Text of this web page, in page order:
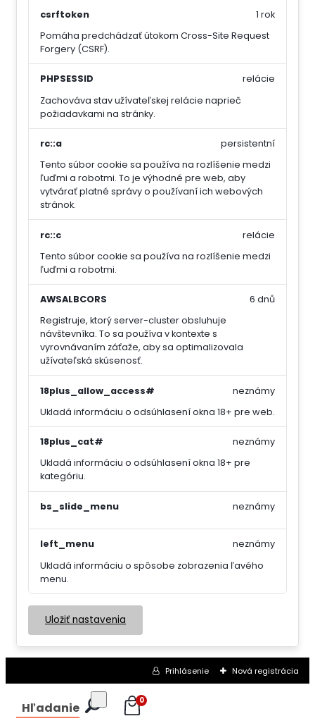
csrftoken
Pomáha predchádzať útokom Cross-Site Request
Forgery (CSRF).
1 rok
PHPSESSID
Zachováva stav užívateľskej relácie naprieč
požiadavkami na stránky.
relácie
rc::a
Tento súbor cookie sa používa na rozlíšenie medzi
ľuďmi a robotmi. To je výhodné pre web, aby
vytvárať platné správy o používaní ich webových
stránok.
persistentní
rc::c
Tento súbor cookie sa používa na rozlíšenie medzi
ľuďmi a robotmi.
relácie
AWSALBCORS
Registruje, ktorý server-cluster obsluhuje
návštevníka. To sa používa v kontexte s
vyrovnávaním záťaže, aby sa optimalizovala
užívateľská skúsenosť.
6 dnů
18plus_allow_access#
Ukladá informáciu o odsúhlasení okna 18+ pre web.
neznámy
18plus_cat#
Ukladá informáciu o odsúhlasení okna 18+ pre
kategóriu.
neznámy
bs_slide_menu neznámy
left_menu
Ukladá informáciu o spôsobe zobrazenia ľavého
menu.
neznámy
Uložiť nastavenia
Prihlásenie Nová registrácia
Hľadanie 0